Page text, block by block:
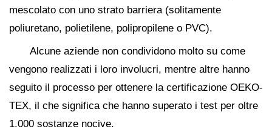
mescolato con uno strato barriera (solitamente
poliuretano, polietilene, polipropilene o PVC).
Alcune aziende non condividono molto su come
vengono realizzati i loro involucri, mentre altre hanno
seguito il processo per ottenere la certificazione OEKO-
TEX, il che significa che hanno superato i test per oltre
1.000 sostanze nocive.